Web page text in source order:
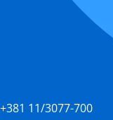
+381 11/3077-700